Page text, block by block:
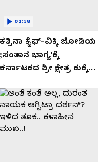
ಕತ್ರಿನಾ ಕೈಫ್-ವಿಕ್ಕಿ ಜೋಡಿಯ
;ಸಂತಾನ ಭಾಗ್ಯ'ಕ್ಕೆ
ಕರ್ನಾಟಕದ ಶ್ರೀ ಕ್ಷೇತ್ರ ಕುಕ್ಕೆ
02:38